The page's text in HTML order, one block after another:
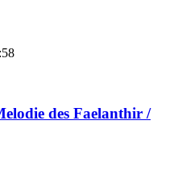
des Faelanthir /